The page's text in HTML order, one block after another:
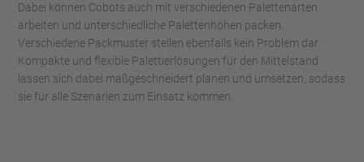
Dabei können Cobots auch mit verschiedenen Palettenarten
arbeiten und unterschiedliche Palettenhöhen packen.
Verschiedene Packmuster stellen ebenfalls kein Problem dar.
Kompakte und flexible Palettierlösungen für den Mittelstand
lassen sich dabei maßgeschneidert planen und umsetzen, sodass
sie für alle Szenarien zum Einsatz kommen.